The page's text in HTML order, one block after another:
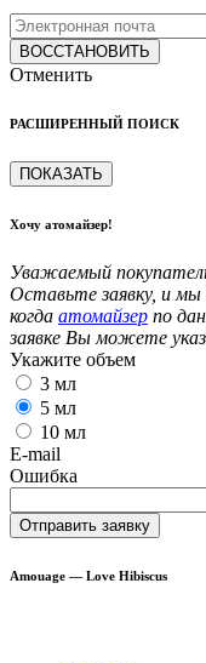
ВОССТАНОВИТЬ
Отменить
РАСШИРЕННЫЙ ПОИСК
ПОКАЗАТЬ
Хочу атомайзер!
Уважаемый
Оставьте заявку, и мы
когда атомайзер по
заявке Вы можете
Укажите объем
3 мл
5 мл
10 мл
E-mail
Ошибка
Отправить заявку
Amouage — Love Hibiscus